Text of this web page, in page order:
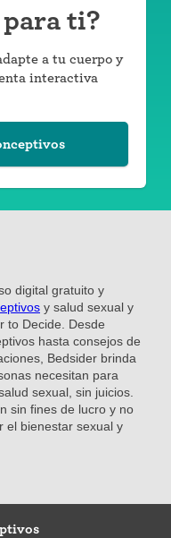
para ti?
a tu cuerpo y
interactiva
digital gratuito y
y salud sexual y
to Decide. Desde
hasta consejos de
Bedsider brinda
necesitan para
sexual, sin juicios.
sin fines de lucro y no
el bienestar sexual y